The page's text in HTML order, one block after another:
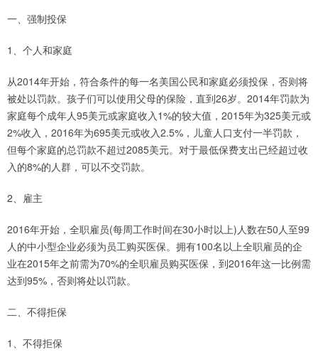
一、强制投保
1、个人和家庭
从2014年开始，符合条件的每一名美国公民和家庭必须投保，否则将
被处以罚款。孩子们可以使用父母的保险，直到26岁。2014年罚款为
家庭每个成年人95美元或家庭收入1%的较大值，2015年为325美元或
2%收入，2016年为695美元或收入2.5%，儿童人口支付一半罚款，
但每个家庭的总罚款不超过2085美元。对于最低保费支出已经超过收
入的8%的人群，可以不交罚款。
2、雇主
2016年开始，全职雇员(每周工作时间在30小时以上)人数在50人至99
人的中小型企业必须为员工购买医保。拥有100名以上全职雇员的企
业在2015年之前需为70%的全职雇员购买医保，到2016年这一比例需
达到95%，否则将处以罚款。
二、不得拒保
1、不得拒保